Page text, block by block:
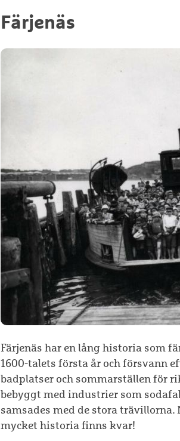
Färjenäs
Färjenäs har en lång historia som
1600-talets första år och försvann
badplatser och sommarställen för
bebyggt med industrier som
samsades med de stora
mycket historia finns kvar!